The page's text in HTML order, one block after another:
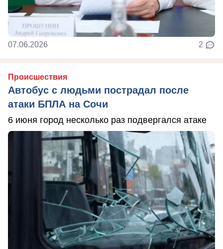
07.06.2026 2
Происшествия
Автобус с людьми пострадал после
атаки БПЛА на Сочи
6 июня город несколько раз подвергался атаке